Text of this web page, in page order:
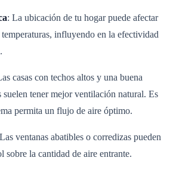
: La ubicación de tu hogar puede afectar
influyendo en la efectividad
casas con techos altos y una buena
tener mejor ventilación natural. Es
permita un flujo de aire óptimo.
ventanas abatibles o corredizas pueden
la cantidad de aire entrante.